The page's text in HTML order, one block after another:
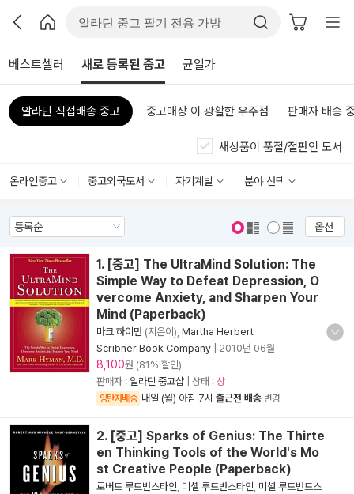
베스트셀러 새로 등록된 중고 균일가
알라딘 직접배송 중고 중고매장 이 광활한 우주점 판매자 배송
새상품이 품절/절판인 도서
온라인중고 중고외국도서 자기계발 분야 선택
옵션
1. [중고] The UltraMind Solution: The
Simple Way to Defeat Depression, O
vercome Anxiety, and Sharpen Your
Mind (Paperback)
마크 하이먼 (지은이), Martha Herbert
Scribner Book Company
2010년 06월
8,100원 (81% 할인)
판매자 : 알라딘 중고샵 | 상태 : 상
양탄자배송 내일 (월) 아침 7시 출근전 배송 변경
2. [중고] Sparks of Genius: The Thirte
en Thinking Tools of the World's Mo
st Creative People (Paperback)
로버트 루트번스타인 미셸 루트번스타인 미셸 루트번트스